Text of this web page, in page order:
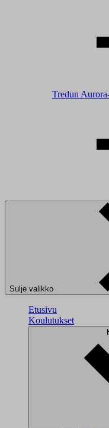
Tredun
Sulje valikko
Etusivu
Koulutukset